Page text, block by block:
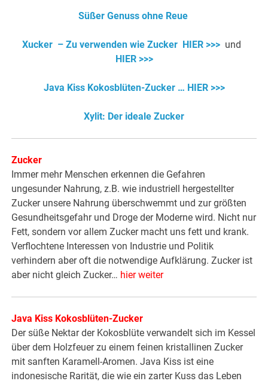
Süßer Genuss ohne Reue
Xucker – Zu verwenden wie Zucker HIER >>> und
HIER >>>
Java Kiss Kokosblüten-Zucker … HIER >>>
Xylit: Der ideale Zucker
Zucker
Immer mehr Menschen erkennen die Gefahren
ungesunder Nahrung, z.B. wie industriell hergestellter
Zucker unsere Nahrung überschwemmt und zur größten
Gesundheitsgefahr und Droge der Moderne wird. Nicht nur
Fett, sondern vor allem Zucker macht uns fett und krank.
Verflochtene Interessen von Industrie und Politik
verhindern aber oft die notwendige Aufklärung. Zucker ist
aber nicht gleich Zucker… hier weiter
Java Kiss Kokosblüten-Zucker
Der süße Nektar der Kokosblüte verwandelt sich im Kessel
über dem Holzfeuer zu einem feinen kristallinen Zucker
mit sanften Karamell-Aromen. Java Kiss ist eine
indonesische Rarität, die wie ein zarter Kuss das Leben